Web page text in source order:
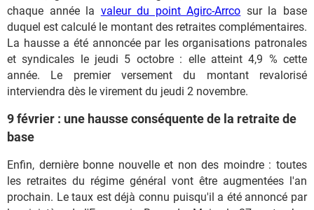
chaque année la valeur du point Agirc-Arrco sur la base
duquel est calculé le montant des retraites complémentaires.
La hausse a été annoncée par les organisations patronales
et syndicales le jeudi 5 octobre : elle atteint 4,9 % cette
année. Le premier versement du montant revalorisé
interviendra dès le virement du jeudi 2 novembre.
9 février : une hausse conséquente de la retraite de
base
Enfin, dernière bonne nouvelle et non des moindre : toutes
les retraites du régime général vont être augmentées l'an
prochain. Le taux est déjà connu puisqu'il a été annoncé par